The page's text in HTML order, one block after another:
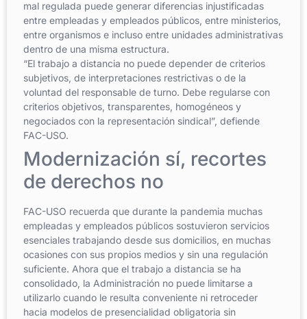
mal regulada puede generar diferencias injustificadas
entre empleadas y empleados públicos, entre ministerios,
entre organismos e incluso entre unidades administrativas
dentro de una misma estructura.
“El trabajo a distancia no puede depender de criterios
subjetivos, de interpretaciones restrictivas o de la
voluntad del responsable de turno. Debe regularse con
criterios objetivos, transparentes, homogéneos y
negociados con la representación sindical”, defiende
FAC-USO.
Modernización sí, recortes
de derechos no
FAC-USO recuerda que durante la pandemia muchas
empleadas y empleados públicos sostuvieron servicios
esenciales trabajando desde sus domicilios, en muchas
ocasiones con sus propios medios y sin una regulación
suficiente. Ahora que el trabajo a distancia se ha
consolidado, la Administración no puede limitarse a
utilizarlo cuando le resulta conveniente ni retroceder
hacia modelos de presencialidad obligatoria sin